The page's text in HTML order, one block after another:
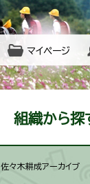
マイページ
組織から探
佐々木耕成アーカイブ